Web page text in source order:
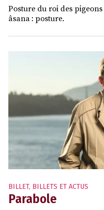
Posture du roi des
âsana : posture.
BILLET, BILLETS ET ACTUS
Parabole